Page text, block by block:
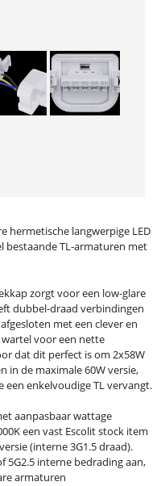
hermetische langwerpige LED
bestaande TL-armaturen met
zorgt voor een low-glare
dubbel-draad verbindingen
met een clever en
voor een nette
dat dit perfect is om 2x58W
in de maximale 60W versie,
een enkelvoudige TL vervangt.
aanpasbaar wattage
een vast Escolit stock item
(interne 3G1.5 draad).
5G2.5 interne bedrading aan,
armaturen